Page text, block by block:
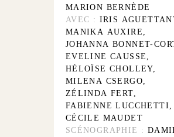
MARION BERNÈDE
AVEC : IRIS
MANIKA AUXIRE,
JOHANNA BONNET-
EVELINE CAUSSE,
HÉLOÏSE CHOLLEY,
MILENA CSERGO,
ZÉLINDA FERT,
FABIENNE LUCCHETTI,
CÉCILE MAUDET
SCÉNOGRAPHIE :